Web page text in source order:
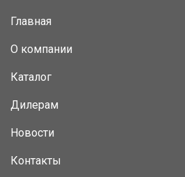
Главная
О компании
Каталог
Дилерам
Новости
Контакты